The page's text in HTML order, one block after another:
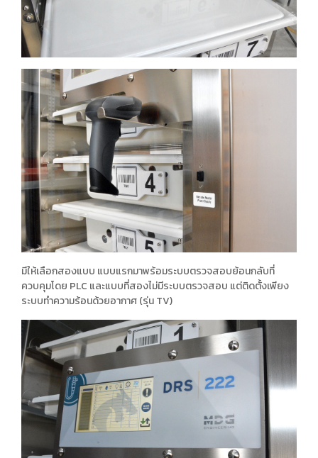
มีให้เลือกสองแบบ แบบแรกมาพร้อมระบบตรวจสอบย้อนกลับที่
ควบคุมโดย PLC และแบบที่สองไม่มีระบบตรวจสอบ แต่ติดตั้งเพียง
ระบบทำความร้อนด้วยอากาศ (รุ่น TV)